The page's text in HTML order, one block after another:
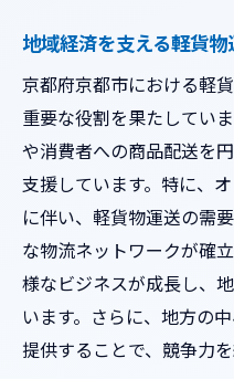
オンラインショ
送
ECサイトの普
最新技術が支え
京都市における
物流の現状
軽貨物運送がオ
える影響
未来の運送サー
地元密着型の軽貨物
地域経済を支える軽貨
京都府京都市における軽
重要な役割を果たしてい
や消費者への商品配送を
支援しています。特に、
に伴い、軽貨物運送の需
な物流ネットワークが確
様なビジネスが成長し、
います。さらに、地方の
提供することで、競争力